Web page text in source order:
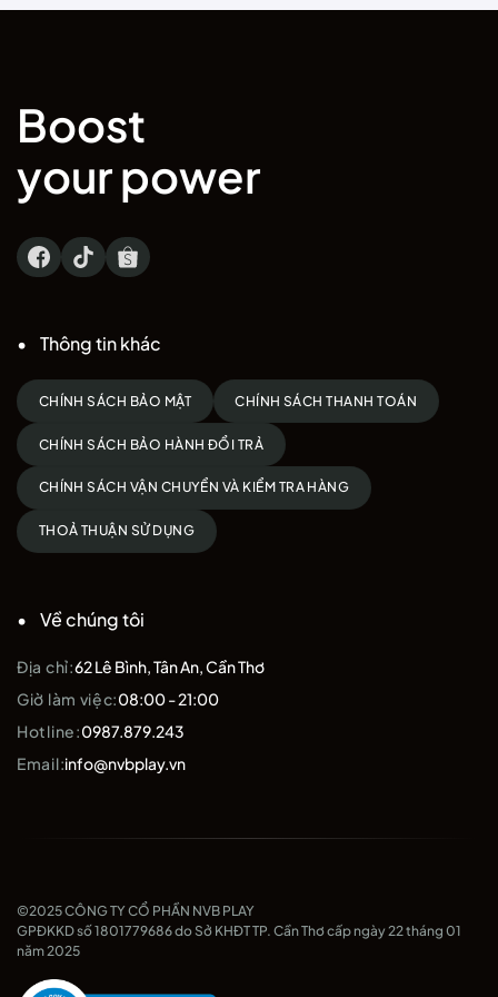
Boost
your power
Thông tin khác
CHÍNH SÁCH BẢO MẬT CHÍNH SÁCH THANH TOÁN
CHÍNH SÁCH BẢO HÀNH ĐỔI TRẢ
CHÍNH SÁCH VẬN CHUYỂN VÀ KIỂM TRA HÀNG
THOẢ THUẬN SỬ DỤNG
Về chúng tôi
Địa chỉ:62 Lê Bình, Tân An, Cần Thơ
Giờ làm việc:08:00 - 21:00
Hotline:0987.879.243
Email:info@nvbplay.vn
©2025 CÔNG TY CỔ PHẦN NVB PLAY
GPĐKKD số 1801779686 do Sở KHĐT TP. Cần Thơ cấp ngày 22 tháng 01
năm 2025